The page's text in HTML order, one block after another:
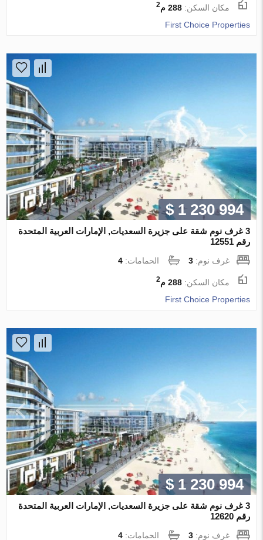
مكان السكن:288 م 2
First Choice Properties
$ 1 230 994
3 غرف نوم شقة على جزيرة السعديات, الإمارات العربية المتحدة
رقم 12551
غرف نوم:3 الحمامات:4
مكان السكن:288 م 2
First Choice Properties
$ 1 230 994
3 غرف نوم شقة على جزيرة السعديات, الإمارات العربية المتحدة
رقم 12620
غرف نوم:3 الحمامات:4